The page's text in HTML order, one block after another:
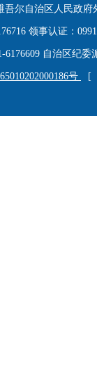
开条
疆维
吾尔自治区人民政
领事认证：
6176609 自治区纪
号 [